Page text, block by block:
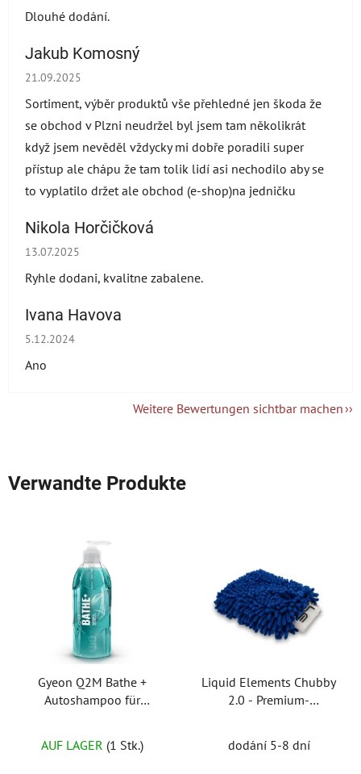
Dlouhé dodání.
Jakub Komosný
Die Shop-Bewertung beträgt 5 von 5 Sternen.
21.09.2025
Sortiment, výběr produktů vše přehledné jen škoda že
se obchod v Plzni neudržel byl jsem tam několikrát
když jsem nevěděl vždycky mi dobře poradili super
přístup ale chápu že tam tolik lidí asi nechodilo aby se
to vyplatilo držet ale obchod (e-shop)na jedničku
Nikola Horčičková
Die Shop-Bewertung beträgt 5 von 5 Sternen.
13.07.2025
Ryhle dodani, kvalitne zabalene.
Ivana Havova
Die Shop-Bewertung beträgt 5 von 5 Sternen.
5.12.2024
Ano
Weitere Bewertungen sichtbar machen
Verwandte Produkte
Gyeon Q2M Bathe +
Autoshampoo für
AUF LAGER (1 Stk.)
Liquid Elements Chubby
2.0 - Premium-
dodání 5-8 dní